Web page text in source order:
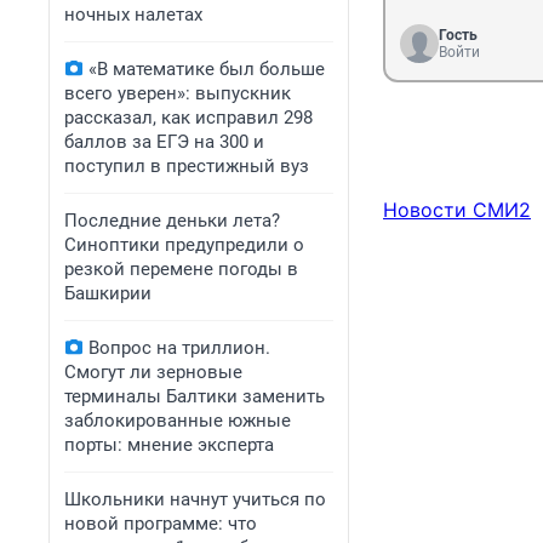
ночных налетах
«В математике был больше
всего уверен»: выпускник
рассказал, как исправил 298
баллов за ЕГЭ на 300 и
поступил в престижный вуз
Последние деньки лета?
Синоптики предупредили о
резкой перемене погоды в
Башкирии
Вопрос на триллион.
Смогут ли зерновые
терминалы Балтики заменить
заблокированные южные
порты: мнение эксперта
Школьники начнут учиться по
новой программе: что
Гость
Войти
Новости СМИ2